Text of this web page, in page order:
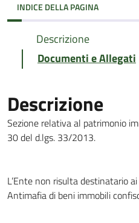
INDICE DELLA PAGINA
Descrizione
Documenti e Allegati
Descrizione
Sezione relativa al patrimonio
30 del d.lgs. 33/2013.
L’Ente non risulta destinatario
Antimafia di beni immobili